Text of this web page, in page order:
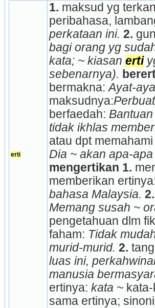
erti
1. maksud yg
peribahasa,
perkataan ini. 2.
bagi orang yg
kata; ~ kiasan erti
sebenarnya).
bermakna: Ayat-
maksudnya:
berfaedah:
tidak ikhlas
atau dpt memahami
Dia ~ akan apa-
mengertikan 1.
memberikan
bahasa Malaysia. 2.
Memang susah ~
pengetahuan dlm
faham: Tidak
murid-murid. 2.
luas ini,
manusia
ertinya: kata ~ kata-
sama ertinya;